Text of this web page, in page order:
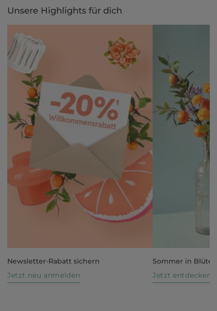
Unsere Highlights für dich
Newsletter-Rabatt sichern
Jetzt neu anmelden
Sommer in Blüte
Jetzt entdecken